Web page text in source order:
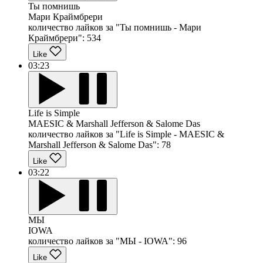
Ты помнишь
Мари Краймбрери
количество лайков за "Ты помнишь - Мари
Краймбрери": 534
Like
03:23
Life is Simple
MAESIC & Marshall Jefferson & Salome Das
количество лайков за "Life is Simple - MAESIC &
Marshall Jefferson & Salome Das": 78
Like
03:22
МЫ
IOWA
количество лайков за "МЫ - IOWA": 96
Like